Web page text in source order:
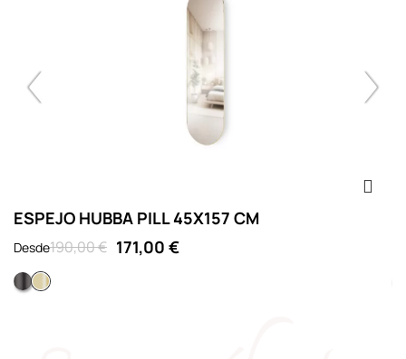
ESPEJO HUBBA PILL 45X157 CM
Desde190,00 € 171,00 €
TitanioDorado